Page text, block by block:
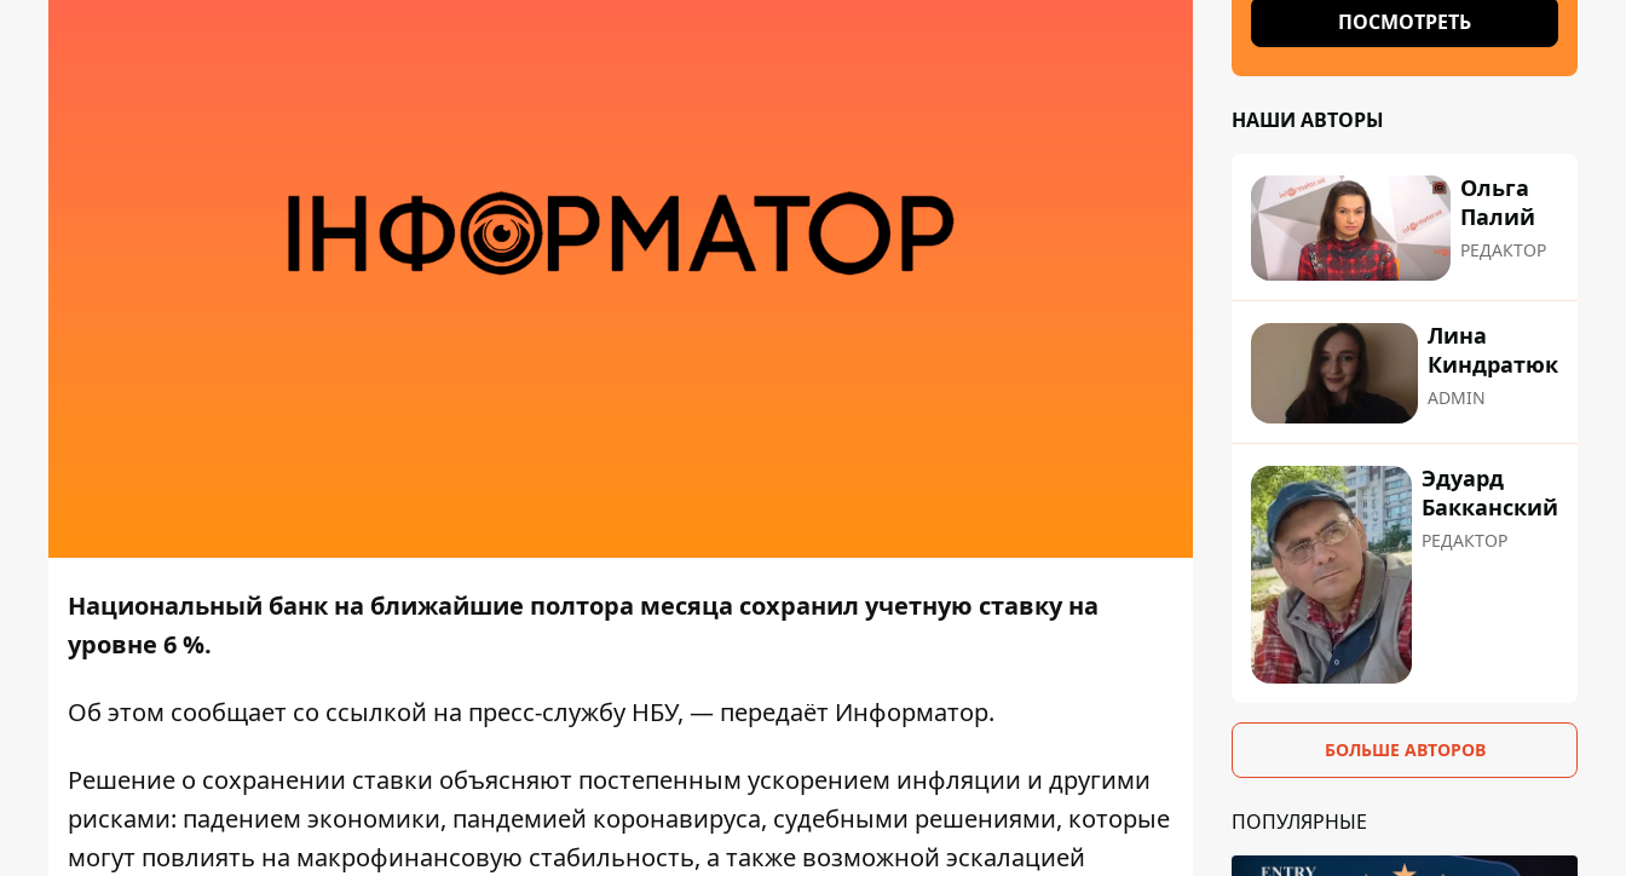
Национальный банк на ближайшие полтора месяца сохранил учетную ставку на
уровне 6 %.
Об этом сообщает со ссылкой на пресс-службу НБУ, — передаёт Информатор.
Решение о сохранении ставки объясняют постепенным ускорением инфляции и другими
рисками: падением экономики, пандемией коронавируса, судебными решениями, которые
могут повлиять на макрофинансовую стабильность, а также возможной эскалацией
ПОСМОТРЕТЬ
НАШИ АВТОРЫ
Ольга
Палий
РЕДАКТОР
Лина
Киндратюк
ADMIN
Эдуард
Бакканский
РЕДАКТОР
БОЛЬШЕ АВТОРОВ
ПОПУЛЯРНЫЕ